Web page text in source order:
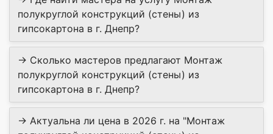
полукруглой конструкций (стены) из
гипсокартона в г. Днепр?
→ Сколько мастеров предлагают Монтаж
полукруглой конструкций (стены) из
гипсокартона в г. Днепр?
→ Актуальна ли цена в 2026 г. на "Монтаж